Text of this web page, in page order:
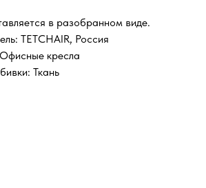
в разобранном виде.
TETCHAIR, Россия
кресла
Ткань